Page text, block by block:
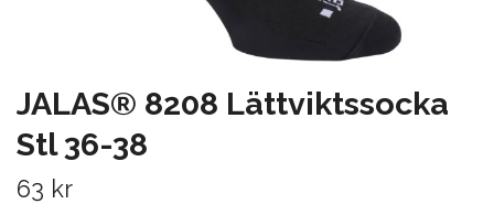
JALAS® 8208 Lättviktssocka
Stl 36-38
63 kr